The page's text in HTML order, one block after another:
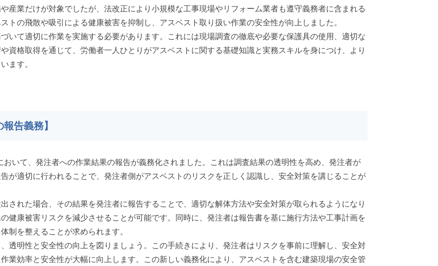
産業だけが対象でしたが、法改正により小規模な工事現場やリフォーム業者も遵守義務者に含まれる
トの飛散や吸引による健康被害を抑制し、アスベスト取り扱い作業の安全性が向上しました。
いて適切に作業を実施する必要があります。これには現場調査の徹底や必要な保護具の使用、適切な
資格取得を通じて、労働者一人ひとりがアスベストに関する基礎知識と実務スキルを身につけ、より
ます。
告義務】
いて、発注者への作業結果の報告が義務化されました。これは調査結果の透明性を高め、発注者が
が適切に行われることで、発注者側がアスベストのリスクを正しく認識し、安全対策を講じることが
された場合、その結果を発注者に報告することで、適切な解体方法や安全対策が取られるようになり
健康被害リスクを減少させることが可能です。同時に、発注者は報告書を基に施行方法や工事計画を
制を整えることが求められます。
透明性と安全性の向上を図りましょう。この手続きにより、発注者はリスクを事前に理解し、安全対
業効率と安全性が大幅に向上します。この新しい義務化により、アスベストを含む建築現場の安全管